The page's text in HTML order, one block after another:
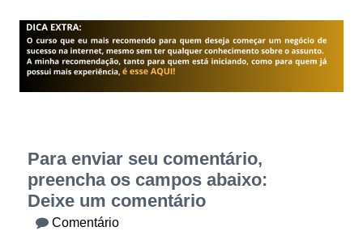
Para enviar seu comentário,
preencha os campos abaixo:
Deixe um comentário
Comentário